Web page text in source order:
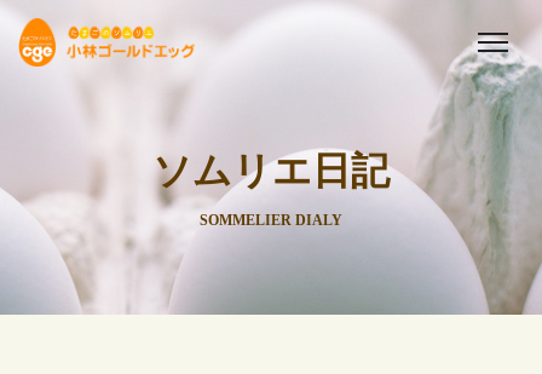
ソムリエ日記
SOMMELIER DIALY